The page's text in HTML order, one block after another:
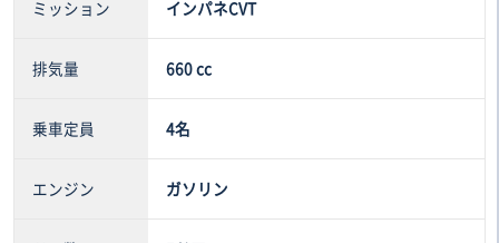
ミッション インパネCVT
排気量 660 cc
乗車定員 4名
エンジン ガソリン